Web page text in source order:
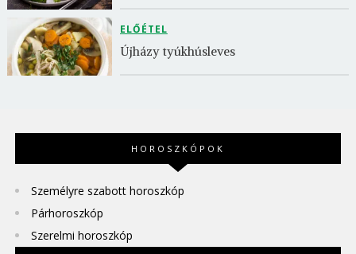
ELŐÉTEL
Újházy tyúkhúsleves
HOROSZKÓPOK
Személyre szabott horoszkóp
Párhoroszkóp
Szerelmi horoszkóp